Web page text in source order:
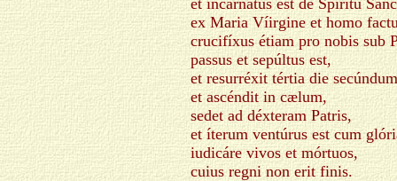
et incarnátus est de Spíritu
ex Maria Víirgine et homo
crucifíxus étiam pro nobis sub
passus et sepúltus est,
et resurréxit tértia die
et ascéndit in cælum,
sedet ad déxteram Patris,
et íterum ventúrus est cum
iudicáre vivos et mórtuos,
cuius regni non erit finis.